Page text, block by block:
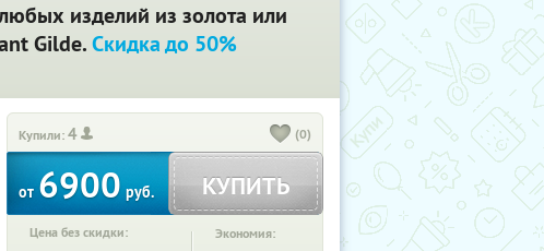
изделий из золота или
Gilde.Скидка до 50%
Купили:4 (0)
от 6900 руб. КУПИТЬ
Цена без скидки: Экономия: